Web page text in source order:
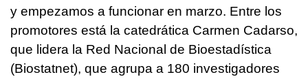
y empezamos a funcionar en marzo. Entre los
promotores está la catedrática Carmen Cadarso,
que lidera la Red Nacional de Bioestadística
(Biostatnet), que agrupa a 180 investigadores